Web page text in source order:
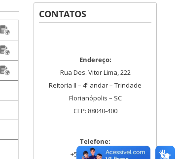
CONTATOS
Endereço:
Rua Des. Vitor Lima, 222
Reitoria II – 4º andar – Trindade
Florianópolis – SC
CEP: 88040-400
Telefone:
+55 48 3721-4224